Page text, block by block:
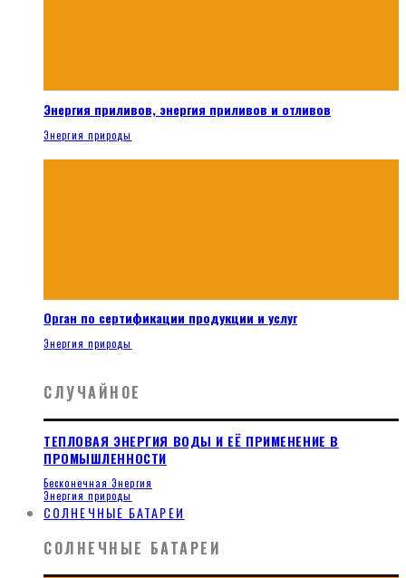
Энергия приливов, энергия приливов и отливов
Энергия природы
Орган по сертификации продукции и услуг
Энергия природы
СЛУЧАЙНОЕ
ТЕПЛОВАЯ ЭНЕРГИЯ ВОДЫ И ЕЁ ПРИМЕНЕНИЕ В
ПРОМЫШЛЕННОСТИ
Бесконечная Энергия
Энергия природы
СОЛНЕЧНЫЕ БАТАРЕИ
СОЛНЕЧНЫЕ БАТАРЕИ